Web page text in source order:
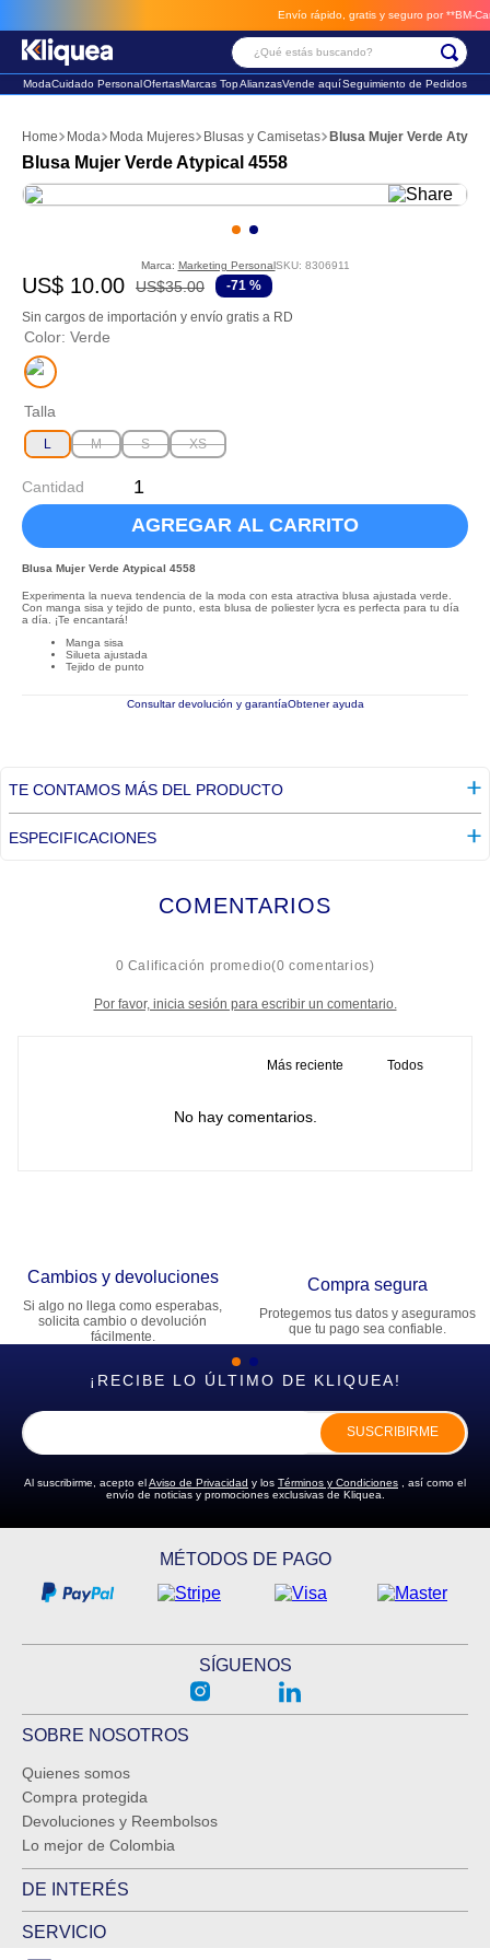
Envío rápido, gratis y seguro por **BM-Cargo**
¿Qué estás buscando?
ModaCuidado PersonalOfertasMarcas TopAlianzasVende aquíSeguimiento de Pedidos
Moda Moda Mujeres Blusas y Camisetas Blusa Mujer Verde
Blusa Mujer Verde Atypical 4558
Marca: Marketing PersonalSKU: 8306911
US$ 10.00 US$35.00 -71 %
Sin cargos de importación y envío gratis a RD
Color: Verde
Talla
L M S XS
Cantidad
AGREGAR AL CARRITO
Blusa Mujer Verde Atypical 4558
Experimenta la nueva tendencia de la moda con esta atractiva blusa ajustada verde.
Con manga sisa y tejido de punto, esta blusa de poliester lycra es perfecta para tu día
a día. ¡Te encantará!
Manga sisa
Silueta ajustada
Tejido de punto
Consultar devolución y garantíaObtener ayuda
TE CONTAMOS MÁS DEL PRODUCTO
ESPECIFICACIONES
COMENTARIOS
0 Calificación promedio(0 comentarios)
Por favor, inicia sesión para escribir un comentario.
Más reciente Todos
No hay comentarios.
Cambios y devoluciones
Si algo no llega como esperabas,
solicita cambio o devolución
fácilmente.
Compra segura
Protegemos tus datos y aseguramos
que tu pago sea confiable.
¡RECIBE LO ÚLTIMO DE KLIQUEA!
SUSCRIBIRME
Al suscribirme, acepto elAviso de Privacidad y los Términos y Condiciones , así como el
envío de noticias y promociones exclusivas de Kliquea.
MÉTODOS DE PAGO
SÍGUENOS
SOBRE NOSOTROS
Quienes somos
Compra protegida
Devoluciones y Reembolsos
Lo mejor de Colombia
DE INTERÉS
SERVICIO
2. sandalia